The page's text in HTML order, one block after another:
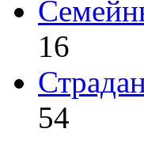
16
54